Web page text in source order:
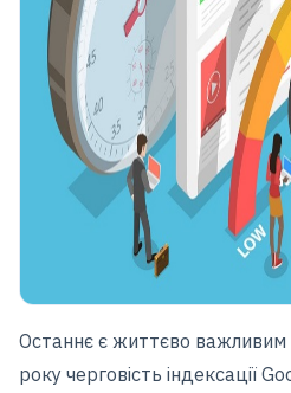
Останнє є життєво
року черговість індексації